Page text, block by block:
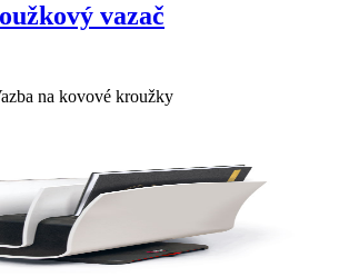
vazač
na kovové kroužky